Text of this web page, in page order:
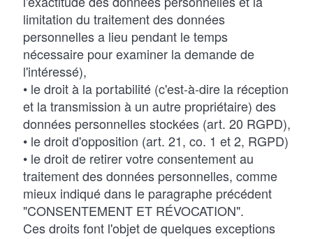
limitation du traitement des données
personnelles a lieu pendant le temps
nécessaire pour examiner la demande de
l'intéressé),
• le droit à la portabilité (c'est-à-dire la réception
et la transmission à un autre propriétaire) des
données personnelles stockées (art. 20 RGPD),
• le droit d'opposition (art. 21, co. 1 et 2, RGPD)
• le droit de retirer votre consentement au
traitement des données personnelles, comme
mieux indiqué dans le paragraphe précédent
"CONSENTEMENT ET RÉVOCATION".
Ces droits font l'objet de quelques exceptions